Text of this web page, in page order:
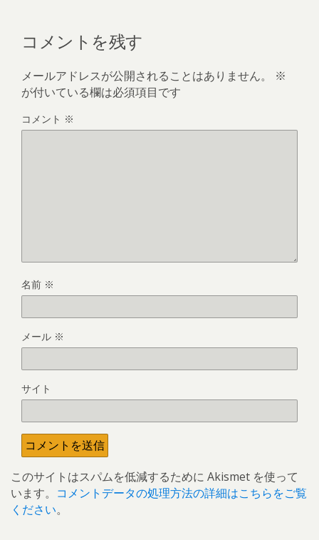
コメントを残す
メールアドレスが公開されることはありません。
※
が付いている欄は必須項目です
コメント ※
名前 ※
メール ※
サイト
このサイトはスパムを低減するために Akismet を使って
います。 コメントデータの処理方法の詳細はこちらをご覧
ください。